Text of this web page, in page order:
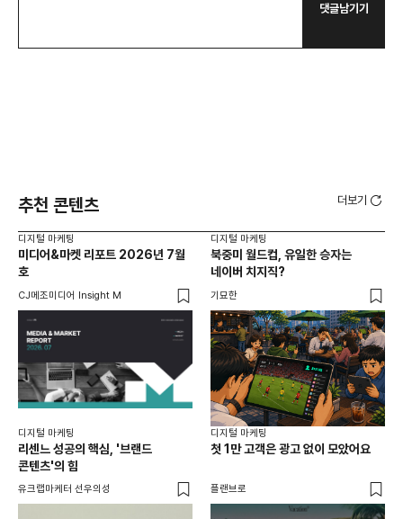
댓글남기기
추천 콘텐츠 더보기
디지털 마케팅
미디어&마켓 리포트 2026년 7월
호
CJ메조미디어 Insight M
디지털 마케팅
북중미 월드컵, 유일한 승자는
네이버 치지직?
기묘한
디지털 마케팅
리센느 성공의 핵심, '브랜드
콘텐츠'의 힘
유크랩마케터 선우의성
디지털 마케팅
첫 1만 고객은 광고 없이 모았어요
플랜브로